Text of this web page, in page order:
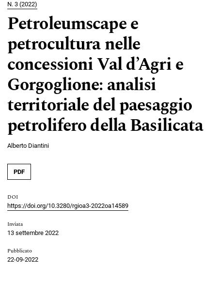
N. 3 (2022)
Petroleumscape e
petrocultura nelle
concessioni Val d’Agri e
Gorgoglione: analisi
territoriale del paesaggio
petrolifero della Basilicata
Alberto Diantini
PDF
DOI
https://doi.org/10.3280/rgioa3-2022oa14589
Inviata
13 settembre 2022
Pubblicato
22-09-2022